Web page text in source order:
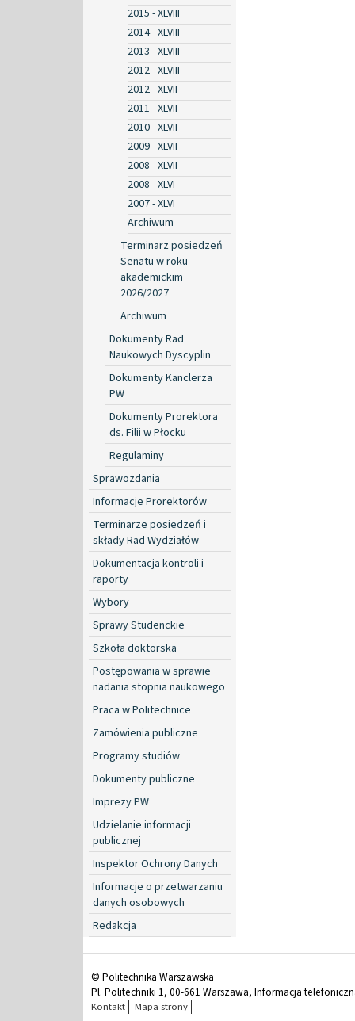
2015 - XLVIII
2014 - XLVIII
2013 - XLVIII
2012 - XLVIII
2012 - XLVII
2011 - XLVII
2010 - XLVII
2009 - XLVII
2008 - XLVII
2008 - XLVI
2007 - XLVI
Archiwum
Terminarz posiedzeń
Senatu w roku
akademickim
2026/2027
Archiwum
Dokumenty Rad
Naukowych Dyscyplin
Dokumenty Kanclerza
PW
Dokumenty Prorektora
ds. Filii w Płocku
Regulaminy
Sprawozdania
Informacje Prorektorów
Terminarze posiedzeń i
składy Rad Wydziałów
Dokumentacja kontroli i
raporty
Wybory
Sprawy Studenckie
Szkoła doktorska
Postępowania w sprawie
nadania stopnia naukowego
Praca w Politechnice
Zamówienia publiczne
Programy studiów
Dokumenty publiczne
Imprezy PW
Udzielanie informacji
publicznej
Inspektor Ochrony Danych
Informacje o przetwarzaniu
danych osobowych
Redakcja
© Politechnika Warszawska
Pl. Politechniki 1, 00-661 Warszawa, Informacja
Kontakt Mapa strony